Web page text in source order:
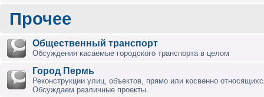
Прочее
Общественный транспорт
Обсуждения касаемые городского транспорта в целом
Город Пермь
Реконструкции улиц, объектов, прямо или косвенно
Обсуждаем различные проекты.